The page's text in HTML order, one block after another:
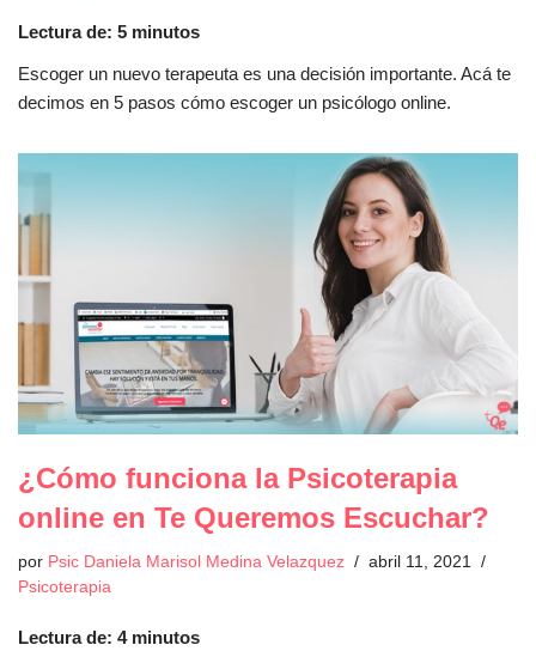
Lectura de: 5 minutos
Escoger un nuevo terapeuta es una decisión importante. Acá te
decimos en 5 pasos cómo escoger un psicólogo online.
¿Cómo funciona la Psicoterapia
online en Te Queremos Escuchar?
por Psic Daniela Marisol Medina Velazquez
abril 11, 2021
Psicoterapia
Lectura de: 4 minutos